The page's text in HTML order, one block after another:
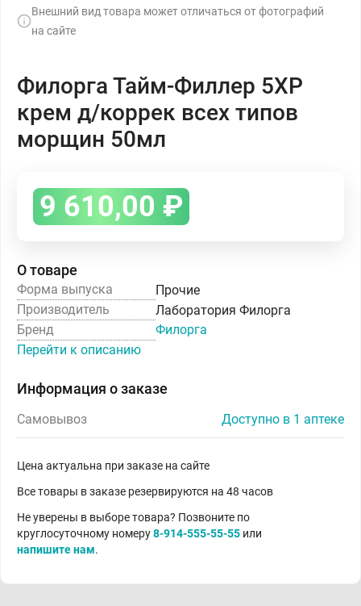
Внешний вид товара может отличаться от фотографий
на сайте
Филорга Тайм-Филлер 5XP
крем д/коррек всех типов
морщин 50мл
9 610,00 ₽
О товаре
Форма выпуска
Прочие
Производитель
Лаборатория Филорга
Бренд
Филорга
Перейти к описанию
Информация о заказе
Самовывоз Доступно в 1 аптеке
Цена актуальна при заказе на сайте
Все товары в заказе резервируются на 48 часов
Не уверены в выборе товара? Позвоните по
круглосуточному номеру8-914-555-55-55 или
напишите нам.